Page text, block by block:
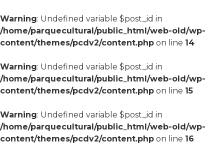
Warning: Undefined variable $post_id in
/home/parquecultural/public_html/web-old/wp-
content/themes/pcdv2/content.php on line 14
Warning: Undefined variable $post_id in
/home/parquecultural/public_html/web-old/wp-
content/themes/pcdv2/content.php on line 15
Warning: Undefined variable $post_id in
/home/parquecultural/public_html/web-old/wp-
content/themes/pcdv2/content.php on line 16